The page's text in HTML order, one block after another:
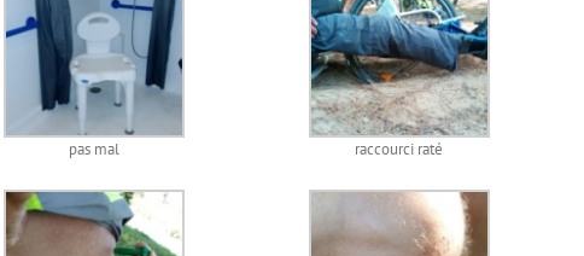
pas mal raccourci raté